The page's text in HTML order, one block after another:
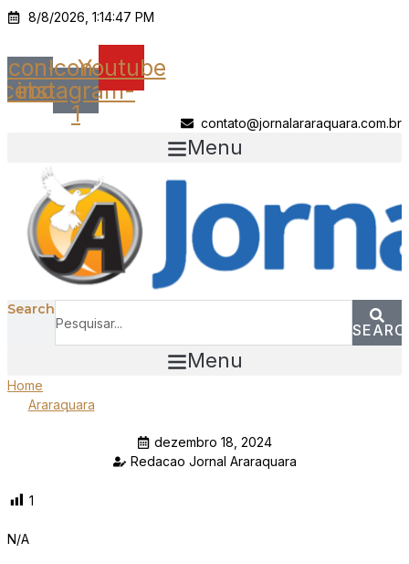
Ir
o
conteúdo
8/8/2026, 1:14:47 PM
Icon-Icon-
instagram-
1
Youtube
contato@jornalararaquara.com.br
Menu
Search
Menu
Home
Araraquara
dezembro 18, 2024
Redacao Jornal Araraquara
1
N/A